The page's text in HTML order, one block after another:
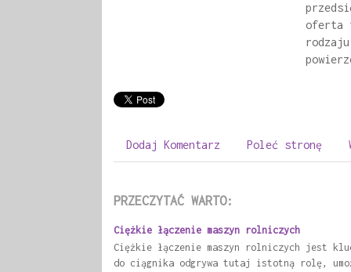
oferta
Dodaj Komentarz Poleć stronę
PRZECZYTAĆ WARTO:
Ciężkie łączenie maszyn rolniczych
Ciężkie łączenie maszyn rolniczych jest
do ciągnika odgrywa tutaj istotną rolę,